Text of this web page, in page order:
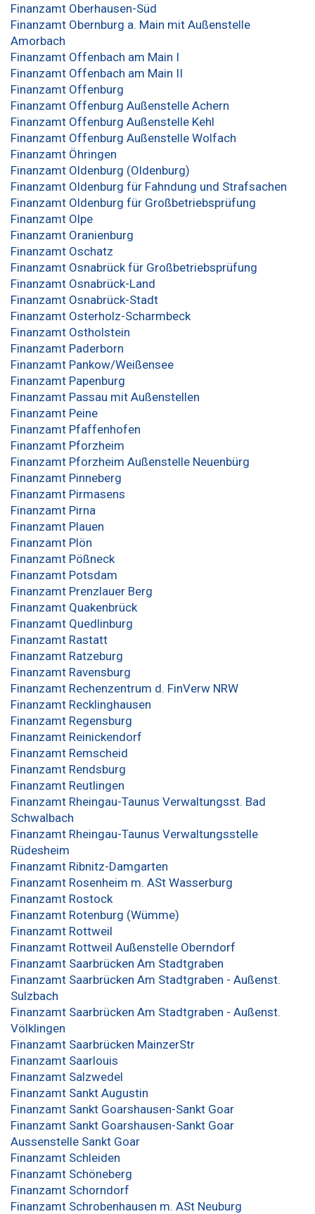
Finanzamt Oberhausen-Süd
Finanzamt Obernburg a. Main mit Außenstelle
Amorbach
Finanzamt Offenbach am Main I
Finanzamt Offenbach am Main II
Finanzamt Offenburg
Finanzamt Offenburg Außenstelle Achern
Finanzamt Offenburg Außenstelle Kehl
Finanzamt Offenburg Außenstelle Wolfach
Finanzamt Öhringen
Finanzamt Oldenburg (Oldenburg)
Finanzamt Oldenburg für Fahndung und Strafsachen
Finanzamt Oldenburg für Großbetriebsprüfung
Finanzamt Olpe
Finanzamt Oranienburg
Finanzamt Oschatz
Finanzamt Osnabrück für Großbetriebsprüfung
Finanzamt Osnabrück-Land
Finanzamt Osnabrück-Stadt
Finanzamt Osterholz-Scharmbeck
Finanzamt Ostholstein
Finanzamt Paderborn
Finanzamt Pankow/Weißensee
Finanzamt Papenburg
Finanzamt Passau mit Außenstellen
Finanzamt Peine
Finanzamt Pfaffenhofen
Finanzamt Pforzheim
Finanzamt Pforzheim Außenstelle Neuenbürg
Finanzamt Pinneberg
Finanzamt Pirmasens
Finanzamt Pirna
Finanzamt Plauen
Finanzamt Plön
Finanzamt Pößneck
Finanzamt Potsdam
Finanzamt Prenzlauer Berg
Finanzamt Quakenbrück
Finanzamt Quedlinburg
Finanzamt Rastatt
Finanzamt Ratzeburg
Finanzamt Ravensburg
Finanzamt Rechenzentrum d. FinVerw NRW
Finanzamt Recklinghausen
Finanzamt Regensburg
Finanzamt Reinickendorf
Finanzamt Remscheid
Finanzamt Rendsburg
Finanzamt Reutlingen
Finanzamt Rheingau-Taunus Verwaltungsst. Bad
Schwalbach
Finanzamt Rheingau-Taunus Verwaltungsstelle
Rüdesheim
Finanzamt Ribnitz-Damgarten
Finanzamt Rosenheim m. ASt Wasserburg
Finanzamt Rostock
Finanzamt Rotenburg (Wümme)
Finanzamt Rottweil
Finanzamt Rottweil Außenstelle Oberndorf
Finanzamt Saarbrücken Am Stadtgraben
Finanzamt Saarbrücken Am Stadtgraben - Außenst.
Sulzbach
Finanzamt Saarbrücken Am Stadtgraben - Außenst.
Völklingen
Finanzamt Saarbrücken MainzerStr
Finanzamt Saarlouis
Finanzamt Salzwedel
Finanzamt Sankt Augustin
Finanzamt Sankt Goarshausen-Sankt Goar
Finanzamt Sankt Goarshausen-Sankt Goar
Aussenstelle Sankt Goar
Finanzamt Schleiden
Finanzamt Schöneberg
Finanzamt Schorndorf
Finanzamt Schrobenhausen m. ASt Neuburg